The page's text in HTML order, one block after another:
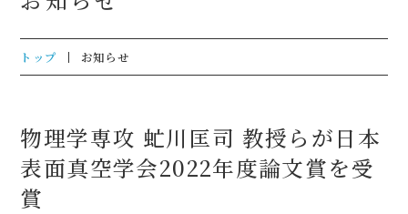
トップ お知らせ
物理学専攻 虻川匡司 教授らが日本
表面真空学会2022年度論文賞を受
賞